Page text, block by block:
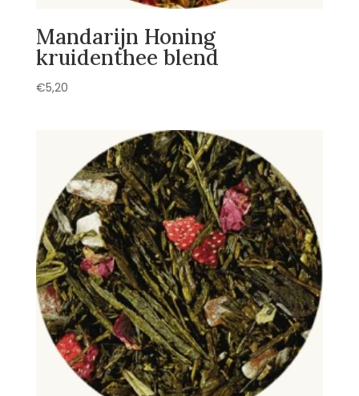
Mandarijn Honing
kruidenthee blend
€5,20